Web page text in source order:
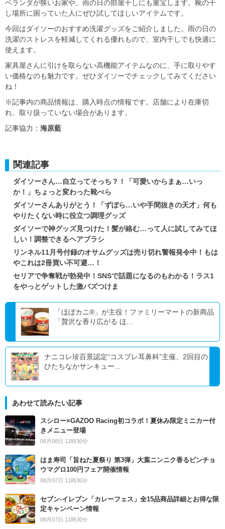
ベランダが狭いお家や、雨の日の部屋干しにも重宝します。靴の干
し場所に困っていた人にぜひ試してほしいアイテムです。
今回はダイソーのおすすめ洗濯グッズをご紹介しました。雨の日の
洗濯のストレスを軽減してくれる優れもので、室内干しでも快適に
使えます。
家具屋さんに引けを取らない高機能アイテムなのに、手に取りやす
い価格なのも魅力です。ぜひダイソーでチェックしてみてください
ね！
※記事内の商品情報は、購入時点の情報です。店舗により在庫切
れ、取り扱っていない場合があります。
記事協力： 海原藍
関連記事
ダイソーさん…自立ってそっち？！「可愛いからまぁ…いっ
か！」ちょっと変わった靴べら
ダイソーさんありがとう！「ずぼら…いや手間抜きの天才」何も
やりたくない時に役立つ調理グッズ
ダイソーで神グッズ見つけた！髪が絡む…って人に試してみてほ
しい！調整できるヘアブラシ
リンネル11月号付録のオサムグッズは売り切れ警報発令中！もは
やこれは2冊買い不可避…！
セリアで争奪戦が勃発中！SNSで話題になるのもわかる！ラス1
をやっとゲットした激バズつけま
「ほぼカニ®」が主役！ファミリーマートの新商品
「贅沢な香り広がる ほ...
ナニコレ珍百景認定“コスプレ耳鼻科”主催、2回目の
ひたちなかサンキュー...
あわせて読みたい記事
スシロー×GAZOO Racing初コラボ！夏休み限定ミニカー付
きメニュー登場
08月08日 11時30分
はま寿司「旨ねた夏祭り 第3弾」大葉ニンニク香るビンチョ
ウマグロ100円フェア開催情報
08月07日 11時30分
セブン‐イレブン「カレーフェス」全15品商品詳細とお得な限
定キャンペーン情報
08月07日 11時30分